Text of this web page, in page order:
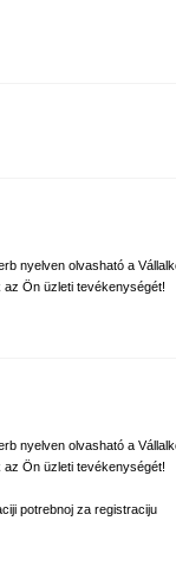
nyelven olvasható a
Ön üzleti tevékenységét!
nyelven olvasható a
Ön üzleti tevékenységét!
potrebnoj za registraciju